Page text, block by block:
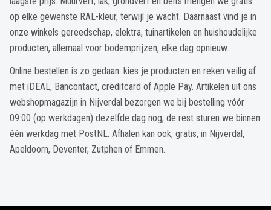
op elke gewenste RAL-kleur, terwijl je wacht. Daarnaast vind je in
onze winkels gereedschap, elektra, tuinartikelen en huishoudelijke
producten, allemaal voor bodemprijzen, elke dag opnieuw.
Online bestellen is zo gedaan: kies je producten en reken veilig af
met iDEAL, Bancontact, creditcard of Apple Pay. Artikelen uit ons
webshopmagazijn in Nijverdal bezorgen we bij bestelling vóór
09:00 (op werkdagen) dezelfde dag nog; de rest sturen we binnen
één werkdag met PostNL. Afhalen kan ook, gratis, in Nijverdal,
Apeldoorn, Deventer, Zutphen of Emmen.